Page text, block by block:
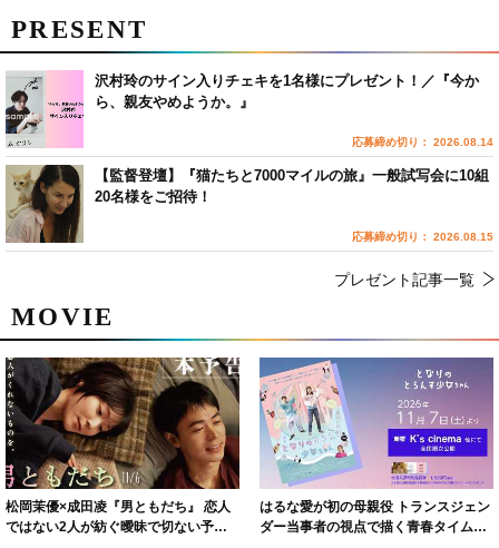
MOVIE
松岡茉優×成田凌『男ともだち』 恋人
ではない2人が紡ぐ曖昧で切ない予告
はるな愛が初の母親役 トランスジェン
ダー当事者の視点で描く青春タイムス
PRESENT
沢村玲のサイン入りチェキを1名様にプレゼント！／『今か
ら、親友やめようか。』
応募締め切り： 2026.08.14
【監督登壇】『猫たちと7000マイルの旅』一般試写会に10組
20名様をご招待！
応募締め切り： 2026.08.15
プレゼント記事一覧